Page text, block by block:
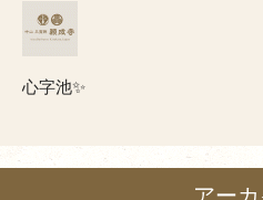
心字池✨